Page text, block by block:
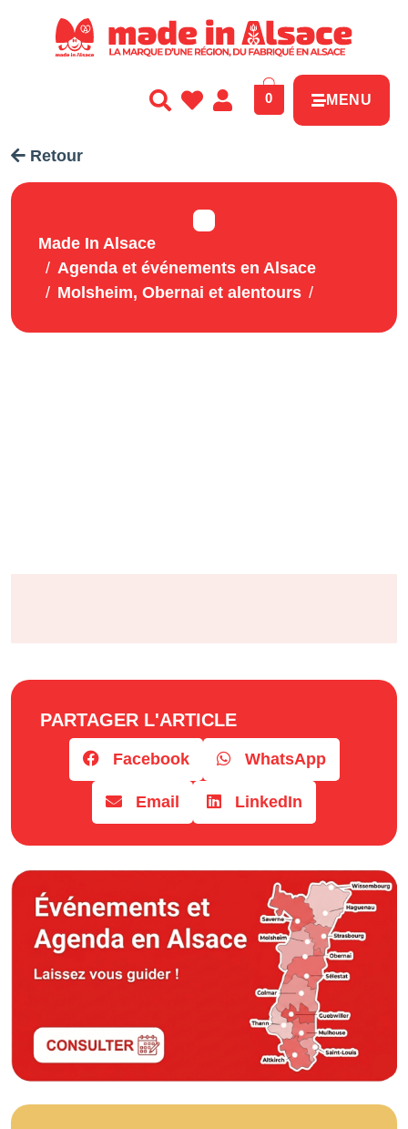
0 MENU
Retour
Made In Alsace
Agenda et événements en Alsace
Molsheim, Obernai et alentours
PARTAGER L'ARTICLE
Facebook WhatsApp
Email LinkedIn